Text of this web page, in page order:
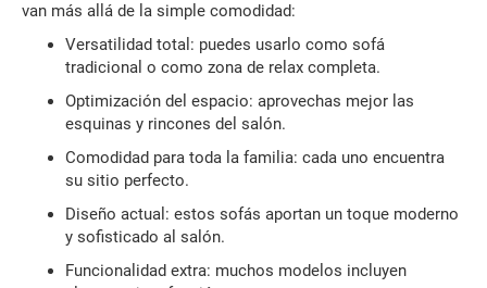
van más allá de la simple comodidad:
Versatilidad total: puedes usarlo como sofá
tradicional o como zona de relax completa.
Optimización del espacio: aprovechas mejor las
esquinas y rincones del salón.
Comodidad para toda la familia: cada uno encuentra
su sitio perfecto.
Diseño actual: estos sofás aportan un toque moderno
y sofisticado al salón.
Funcionalidad extra: muchos modelos incluyen